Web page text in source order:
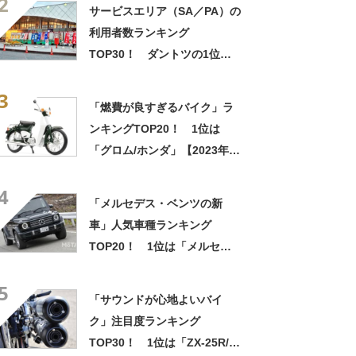
サービスエリア（SA／PA）の
利用者数ランキング
TOP30！ ダントツの1位
「燃費が良すぎるバイク」ラ
ンキングTOP20！ 1位は
「グロム/ホンダ」【2023年5
「メルセデス・ベンツの新
車」人気車種ランキング
TOP20！ 1位は「メルセデ
「サウンドが心地よいバイ
ク」注目度ランキング
TOP30！ 1位は「ZX-25R/カ